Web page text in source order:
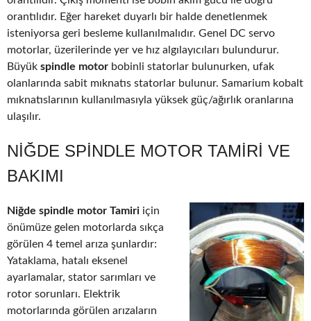
orantılıdır. Eğer hareket duyarlı bir halde denetlenmek
isteniyorsa geri besleme kullanılmalıdır. Genel DC servo
motorlar, üzerilerinde yer ve hız algılayıcıları bulundurur.
Büyük spindle motor bobinli statorlar bulunurken, ufak
olanlarında sabit mıknatıs statorlar bulunur. Samarium kobalt
mıknatıslarının kullanılmasıyla yüksek güç/ağırlık oranlarına
ulaşılır.
NIĞDE SPINDLE MOTOR TAMIRI VE
BAKIMI
Niğde spindle motor Tamiri için
önümüze gelen motorlarda sıkça
görülen 4 temel arıza şunlardır:
Yataklama, hatalı eksenel
ayarlamalar, stator sarımları ve
rotor sorunları. Elektrik
motorlarında görülen arızaların